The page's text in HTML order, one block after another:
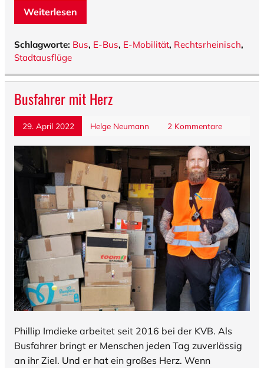
Weiterlesen
Schlagworte: Bus, E-Bus, E-Mobilität, Rechtsrheinisch,
Stadtausflüge
Busfahrer mit Herz
29. April 2022 Helge Neumann 2 Kommentare
Phillip Imdieke arbeitet seit 2016 bei der KVB. Als
Busfahrer bringt er Menschen jeden Tag zuverlässig
an ihr Ziel. Und er hat ein großes Herz. Wenn